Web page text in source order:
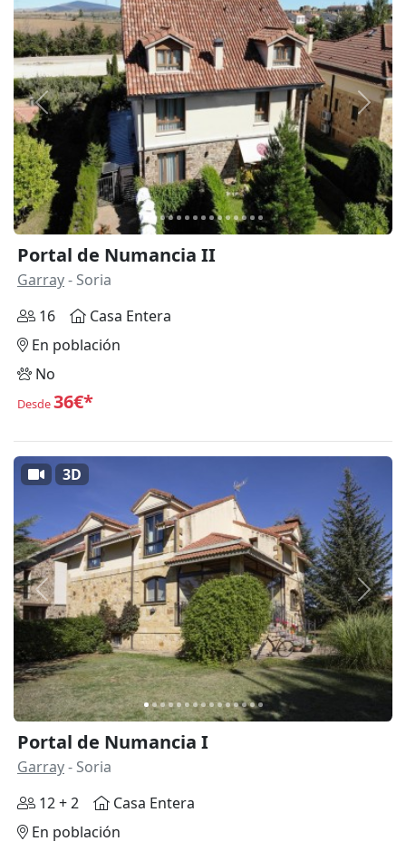
Anterior
Portal de Numancia II
Garray- Soria
16
Casa Entera
En población
No
Desde36€*
Anterior
3D
Portal de Numancia I
Garray- Soria
12 + 2
Casa Entera
En población